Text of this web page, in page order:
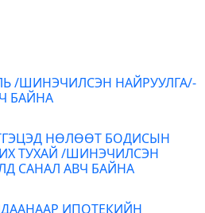
/ШИНЭЧИЛСЭН НАЙРУУЛГА/-
БАЙНА
НӨЛӨӨТ БОДИСЫН
ТУХАЙ /ШИНЭЧИЛСЭН
САНАЛ АВЧ БАЙНА
ИПОТЕКИЙН